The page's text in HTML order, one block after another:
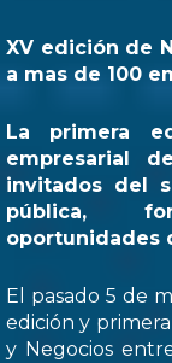
XV edición de
a mas de 100
La primera
empresarial
invitados del
pública,
oportunidades
El pasado 5 de
edición y
y Negocios